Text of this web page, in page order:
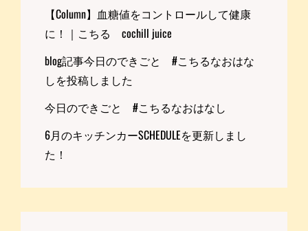
【Column】血糖値をコントロールして健康
に！｜こちる cochill juice
blog記事今日のできごと #こちるなおはな
しを投稿しました
今日のできごと #こちるなおはなし
6月のキッチンカーSCHEDULEを更新しまし
た！